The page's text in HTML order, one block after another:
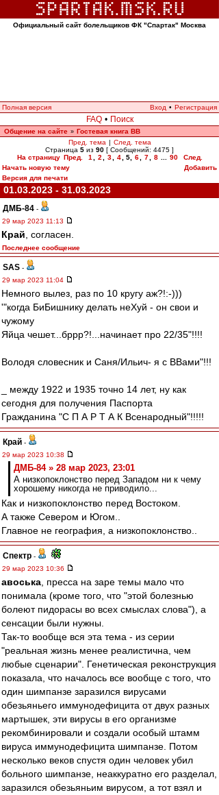
Официальный сайт болельщиков ФК "Спартак" Москва
Полная версия Вход • Регистрация
FAQ • Поиск
Общение на сайте » Гостевая книга ВВ
Пред. тема | След. тема
Страница 5 из 90 [ Сообщений: 4475 ]
На страницу Пред. 1 2 3 4 5, 6 7 8 90
След.
Начать новую тему
Добавить
Версия для печати
01.03.2023 - 31.03.2023
ДМБ-84 -
29 мар 2023 11:13
Край , согласен.
Последнее сообщение
SAS -
29 мар 2023 11:04
Немного вылез, раз по 10 кругу аж?!:-)))
'"когда БиБишнику делать неХуй - он свои и
чужому
Яйца чешет...бррр?!...начинает про 22/35"!!!!
Володя словесник и Саня/Ильич- я с ВВами"!!!
_ между 1922 и 1935 точно 14 лет, ну как
сегодня для получения Паспорта
Гражданина "С П А Р Т А К Всенародный"!!!!!
Край -
29 мар 2023 10:38
ДМБ-84 » 28 мар 2023, 23:01
А низкопоклонство перед Западом ни к чему
хорошему никогда не приводило...
Как и низкопоклонство перед Востоком.
А также Севером и Югом..
Главное не география, а низкопоклонство..
Спектр -
29 мар 2023 10:36
авоська , пресса на заре темы мало что
понимала (кроме того, что "этой болезнью
болеют пидорасы во всех смыслах слова"), а
сенсации были нужны.
Так-то вообще вся эта тема - из серии
"реальная жизнь менее реалистична, чем
любые сценарии". Генетическая реконструкция
показала, что началось все вообще с того, что
один шимпанзе заразился вирусами
обезьяньего иммунодефицита от двух разных
мартышек, эти вирусы в его организме
рекомбинировали и создали особый штамм
вируса иммунодефицита шимпанзе. Потом
несколько веков спустя один человек убил
больного шимпанзе, неаккуратно его разделал,
заразился обезьяньим вирусом, а тот взял и